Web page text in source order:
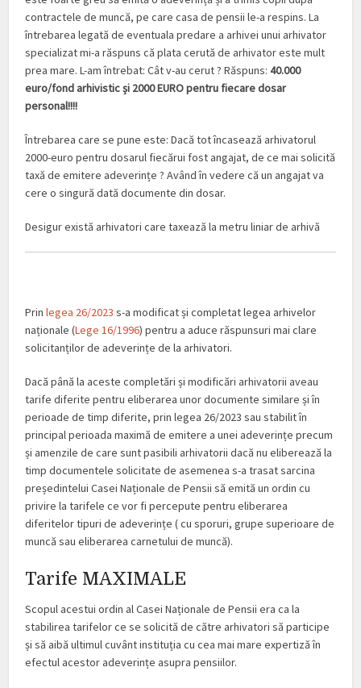
contractele de muncă, pe care casa de pensii le-a respins. La
întrebarea legată de eventuala predare a arhivei unui arhivator
specializat mi-a răspuns că plata cerută de arhivator este mult
prea mare. L-am întrebat: Cât v-au cerut ? Răspuns:40.000
euro/fond arhivistic și 2000 EURO pentru fiecare dosar
personal!!!!
Întrebarea care se pune este: Dacă tot încasează arhivatorul
2000-euro pentru dosarul fiecărui fost angajat, de ce mai solicită
taxă de emitere adeverințe ? Având în vedere că un angajat va
cere o singură dată documente din dosar.
Desigur există arhivatori care taxează la metru liniar de arhivă
Prinlegea 26/2023 s-a modificat și completat legea arhivelor
naționale (Lege 16/1996) pentru a aduce răspunsuri mai clare
solicitanților de adeverințe de la arhivatori.
Dacă până la aceste completări și modificări arhivatorii aveau
tarife diferite pentru eliberarea unor documente similare și în
perioade de timp diferite, prin legea 26/2023 sau stabilit în
principal perioada maximă de emitere a unei adeverințe precum
și amenzile de care sunt pasibili arhivatorii dacă nu eliberează la
timp documentele solicitate de asemenea s-a trasat sarcina
președintelui Casei Naționale de Pensii să emită un ordin cu
privire la tarifele ce vor fi percepute pentru eliberarea
diferitelor tipuri de adeverințe ( cu sporuri, grupe superioare de
muncă sau eliberarea carnetului de muncă).
Tarife MAXIMALE
Scopul acestui ordin al Casei Naționale de Pensii era ca la
stabilirea tarifelor ce se solicită de către arhivatori să participe
și să aibă ultimul cuvânt instituția cu cea mai mare expertiză în
efectul acestor adeverințe asupra pensiilor.